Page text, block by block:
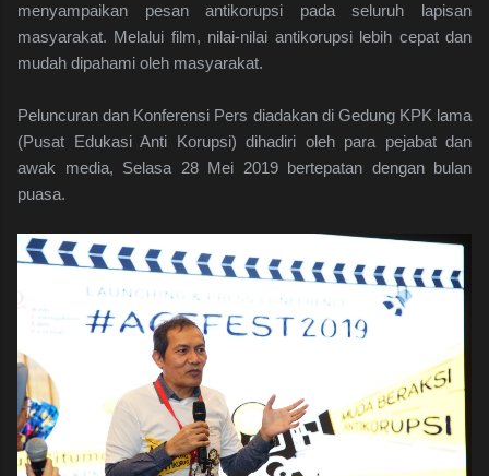
menyampaikan pesan antikorupsi pada seluruh lapisan
masyarakat. Melalui film, nilai-nilai antikorupsi lebih cepat dan
mudah dipahami oleh masyarakat.
Peluncuran dan Konferensi Pers diadakan di Gedung KPK lama
(Pusat Edukasi Anti Korupsi) dihadiri oleh para pejabat dan
awak media, Selasa 28 Mei 2019 bertepatan dengan bulan
puasa.